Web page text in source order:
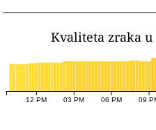
Kvaliteta zraka u
12 PM 03 PM 06 PM 09